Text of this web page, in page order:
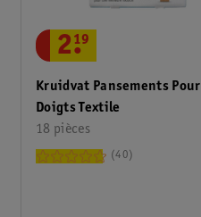
Kruidvat Pansements Pour
Doigts Textile
18 pièces
2.
19
40